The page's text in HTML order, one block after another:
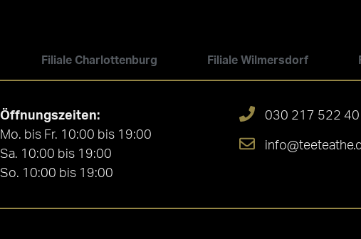
Filiale Charlottenburg Filiale Wilmersdorf
Öffnungszeiten:
Mo. bis Fr. 10:00 bis 19:00
Sa. 10:00 bis 19:00
So. 10:00 bis 19:00
030 217 522 40